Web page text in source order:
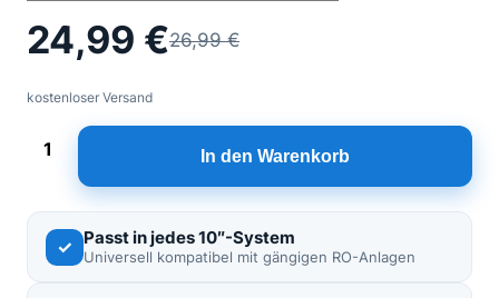
26,99€
Ursprünglicher
Preis
war:
26,99 €
24,99 €
Aktueller
Preis
ist:
24,99 €.
kostenloser Versand
Ersatzfilter-
Umkehrosmose
Sediment
In den Warenkorb
✓ Passt in jedes 10″-System
Universell kompatibel mit gängigen RO-Anlagen